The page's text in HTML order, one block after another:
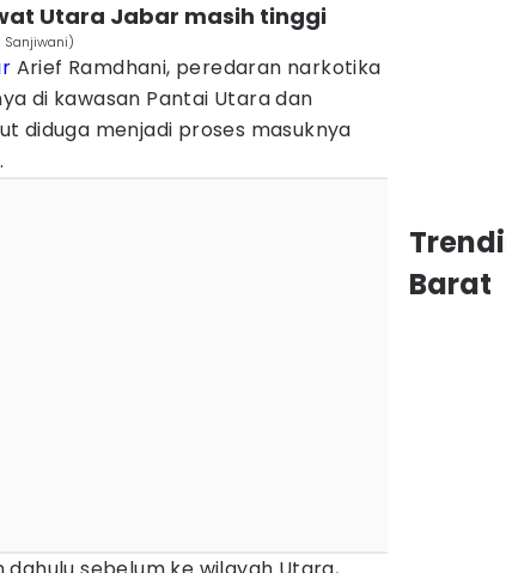
Utara Jabar masih tinggi
Sanjiwani)
Arief Ramdhani, peredaran narkotika
di kawasan Pantai Utara dan
diduga menjadi proses masuknya
Barat